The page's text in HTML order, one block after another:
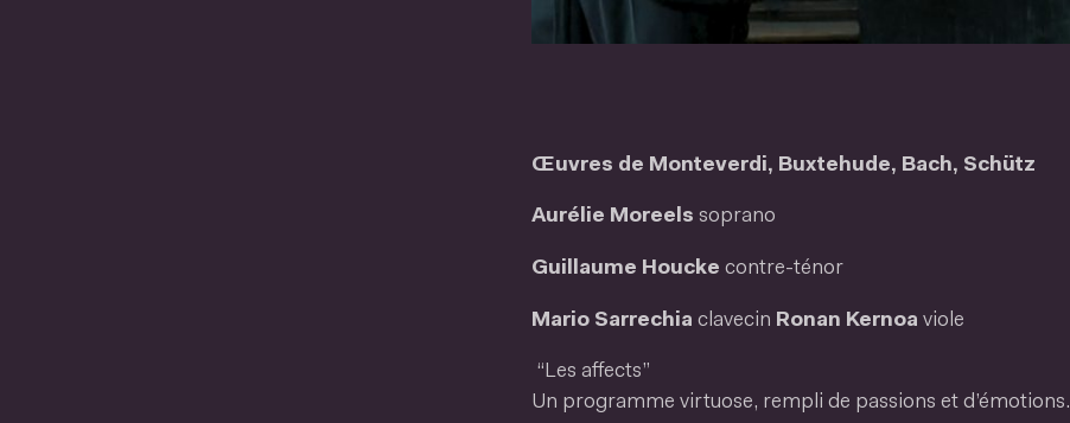
Œuvres de Monteverdi, Buxtehude, Bach, Schütz
Aurélie Moreels soprano
Guillaume Houcke contre-ténor
Mario Sarrechia clavecin Ronan Kernoa viole
“Les affects”
Un programme virtuose, rempli de passions et d’émotions.